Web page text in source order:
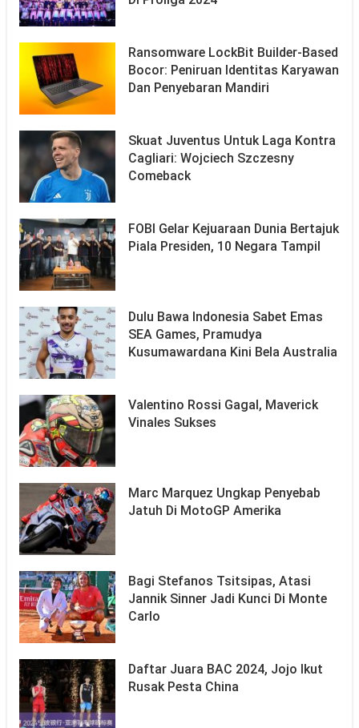
Ransomware LockBit Builder-Based
Bocor: Peniruan Identitas Karyawan
Dan Penyebaran Mandiri
Skuat Juventus Untuk Laga Kontra
Cagliari: Wojciech Szczesny
Comeback
FOBI Gelar Kejuaraan Dunia Bertajuk
Piala Presiden, 10 Negara Tampil
Dulu Bawa Indonesia Sabet Emas
SEA Games, Pramudya
Kusumawardana Kini Bela Australia
Valentino Rossi Gagal, Maverick
Vinales Sukses
Marc Marquez Ungkap Penyebab
Jatuh Di MotoGP Amerika
Bagi Stefanos Tsitsipas, Atasi
Jannik Sinner Jadi Kunci Di Monte
Carlo
Daftar Juara BAC 2024, Jojo Ikut
Rusak Pesta China